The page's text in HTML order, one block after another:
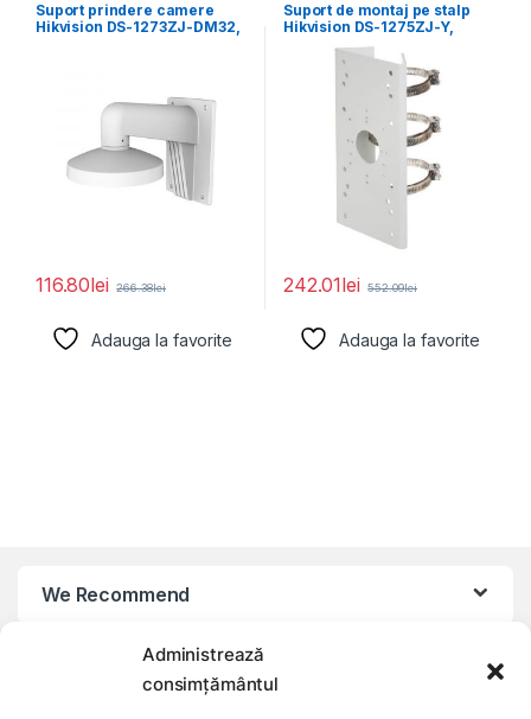
Administrează
consimțământul
Suport prindere camere
Hikvision DS-1273ZJ-DM32,
116.80lei 266.38lei
Adauga la favorite
Suport de montaj pe stalp
Hikvision DS-1275ZJ-Y,
dimensiuni: 67 mm
242.01lei 552.09lei
Adauga la favorite
We Recommend
My Account